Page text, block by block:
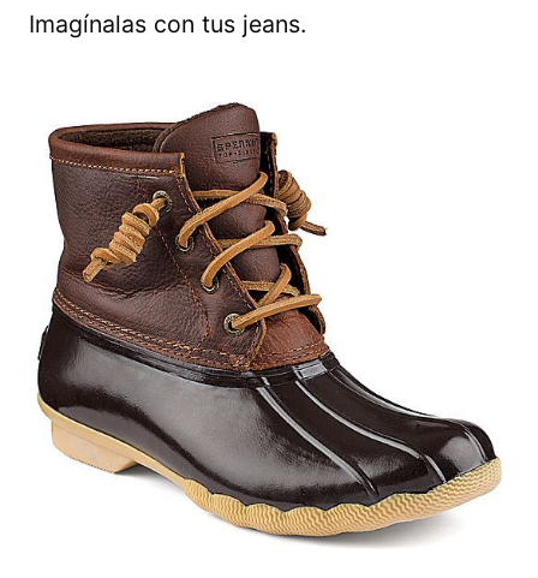
Imagínalas con tus jeans.